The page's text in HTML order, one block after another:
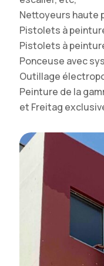
Nettoyeurs haute
Pistolets à
Pistolets à
Ponceuse avec
Outillage
Peinture de la
et Freitag